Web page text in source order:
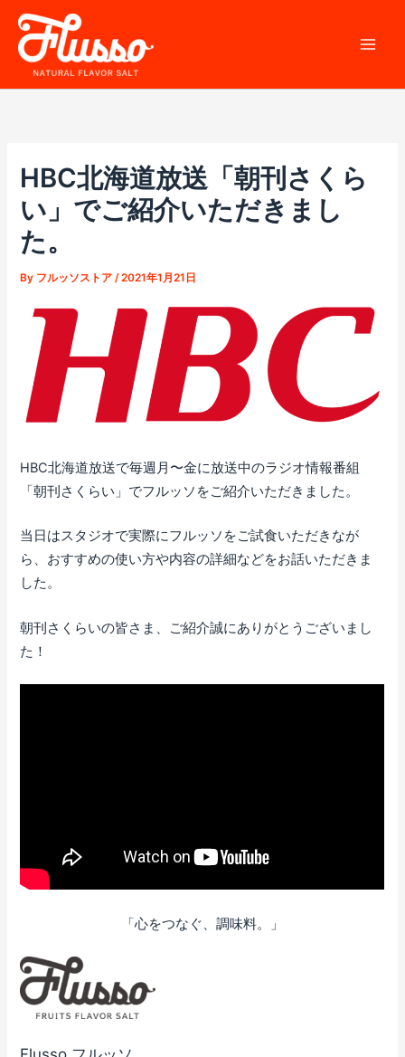
HBC北海道放送「朝刊さくら
い」でご紹介いただきまし
た。
By フルッソストア/2021年1月21日
HBC北海道放送で毎週月〜金に放送中のラジオ情報番組
「朝刊さくらい」でフルッソをご紹介いただきました。
当日はスタジオで実際にフルッソをご試食いただきなが
ら、おすすめの使い方や内容の詳細などをお話いただきま
した。
朝刊さくらいの皆さま、ご紹介誠にありがとうございまし
た！
「心をつなぐ、調味料。」